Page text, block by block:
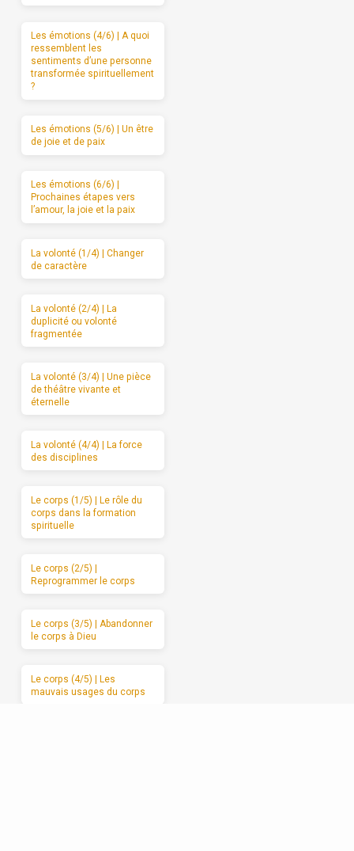
Les émotions (4/6) | A quoi
ressemblent les
sentiments d’une personne
transformée spirituellement
?
Les émotions (5/6) | Un être
de joie et de paix
Les émotions (6/6) |
Prochaines étapes vers
l’amour, la joie et la paix
La volonté (1/4) | Changer
de caractère
La volonté (2/4) | La
duplicité ou volonté
fragmentée
La volonté (3/4) | Une pièce
de théâtre vivante et
éternelle
La volonté (4/4) | La force
des disciplines
Le corps (1/5) | Le rôle du
corps dans la formation
spirituelle
Le corps (2/5) |
Reprogrammer le corps
Le corps (3/5) | Abandonner
le corps à Dieu
Le corps (4/5) | Les
mauvais usages du corps